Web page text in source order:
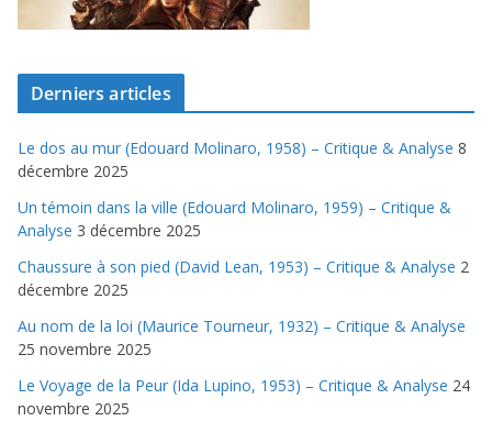
Derniers articles
Le dos au mur (Edouard Molinaro, 1958) – Critique & Analyse 8
décembre 2025
Un témoin dans la ville (Edouard Molinaro, 1959) – Critique &
Analyse 3 décembre 2025
Chaussure à son pied (David Lean, 1953) – Critique & Analyse 2
décembre 2025
Au nom de la loi (Maurice Tourneur, 1932) – Critique & Analyse
25 novembre 2025
Le Voyage de la Peur (Ida Lupino, 1953) – Critique & Analyse 24
novembre 2025